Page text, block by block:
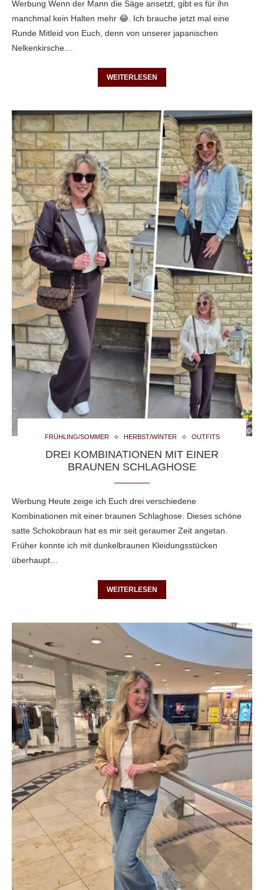
Werbung Wenn der Mann die Säge ansetzt, gibt es für ihn
manchmal kein Halten mehr 😂. Ich brauche jetzt mal eine
Runde Mitleid von Euch, denn von unserer japanischen
Nelkenkirsche…
WEITERLESEN
FRÜHLING/SOMMER HERBST/WINTER OUTFITS
DREI KOMBINATIONEN MIT EINER
BRAUNEN SCHLAGHOSE
Werbung Heute zeige ich Euch drei verschiedene
Kombinationen mit einer braunen Schlaghose. Dieses schöne
satte Schokobraun hat es mir seit geraumer Zeit angetan.
Früher konnte ich mit dunkelbraunen Kleidungsstücken
überhaupt…
WEITERLESEN